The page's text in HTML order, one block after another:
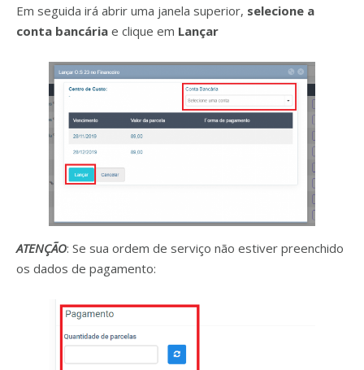
Em seguida irá abrir uma janela superior, selecione a
conta bancária e clique em Lançar
ATENÇÃO: Se sua ordem de serviço não estiver preenchido
os dados de pagamento: